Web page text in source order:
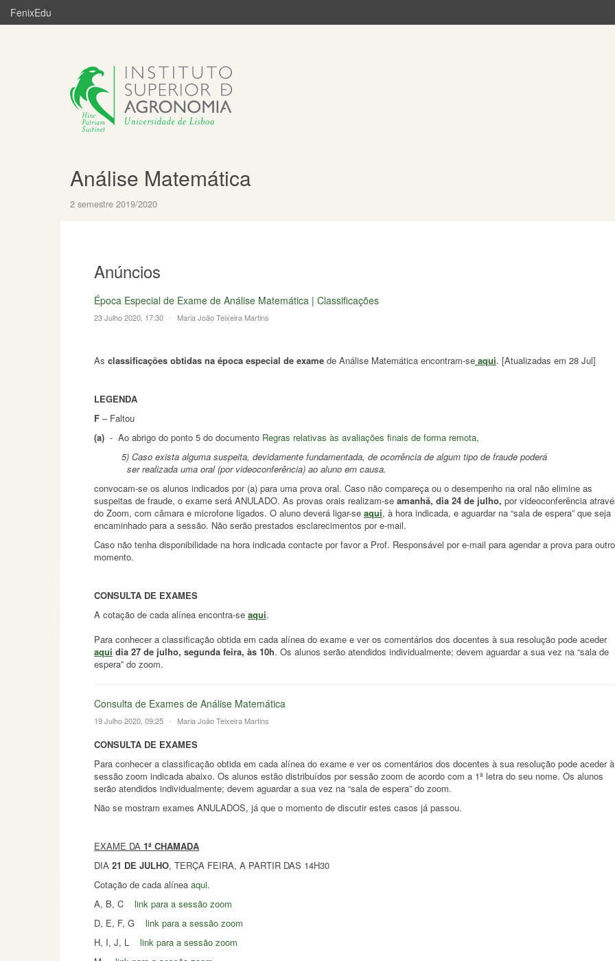
FenixEdu
Análise Matemática
2 semestre 2019/2020
Anúncios
Época Especial de Exame de Análise Matemática | Classificações
23 Julho 2020, 17:30 • Maria João Teixeira Martins
As classificações obtidas na época especial de exame de Análise Matemática encontram-se aqui. [Atualizadas em 28 Jul]
LEGENDA
F – Faltou
(a) - Ao abrigo do ponto 5 do documento Regras relativas às avaliações finais de forma remota,
5) Caso exista alguma suspeita, devidamente fundamentada, de ocorrência de algum tipo de fraude poderá
ser realizada uma oral (por videoconferência) ao aluno em causa.
convocam-se os alunos indicados por (a) para uma prova oral. Caso não compareça ou o desempenho na oral não elimine as
suspeitas de fraude, o exame será ANULADO. As provas orais realizam-se amanhã, dia 24 de julho, por videoconferência
do Zoom, com câmara e microfone ligados. O aluno deverá ligar-se aqui, à hora indicada, e aguardar na “sala de espera” que seja
encaminhado para a sessão. Não serão prestados esclarecimentos por e-mail.
Caso não tenha disponibilidade na hora indicada contacte por favor a Prof. Responsável por e-mail para agendar a prova para outro
momento.
CONSULTA DE EXAMES
A cotação de cada alínea encontra-se aqui.
Para conhecer a classificação obtida em cada alínea do exame e ver os comentários dos docentes à sua resolução pode aceder
aqui dia 27 de julho, segunda feira, às 10h. Os alunos serão atendidos individualmente; devem aguardar a sua vez na “sala de
espera” do zoom.
Consulta de Exames de Análise Matemática
19 Julho 2020, 09:25 • Maria João Teixeira Martins
CONSULTA DE EXAMES
Para conhecer a classificação obtida em cada alínea do exame e ver os comentários dos docentes à sua resolução pode aceder à
sessão zoom indicada abaixo. Os alunos estão distribuídos por sessão zoom de acordo com a 1ª letra do seu nome. Os alunos
serão atendidos individualmente; devem aguardar a sua vez na “sala de espera” do zoom.
Não se mostram exames ANULADOS, já que o momento de discutir estes casos já passou.
EXAME DA 1ª CHAMADA
DIA 21 DE JULHO, TERÇA FEIRA, A PARTIR DAS 14H30
Cotação de cada alínea aqui.
A, B, C link para a sessão zoom
D, E, F, G link para a sessão zoom
H, I, J, L link para a sessão zoom